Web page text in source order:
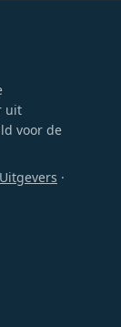
uit
voor de
·